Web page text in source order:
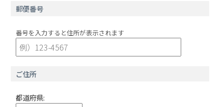
郵便番号
番号を入力すると住所が表示されます
ご住所
都道府県: